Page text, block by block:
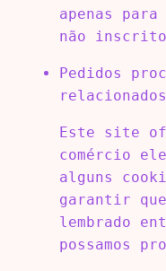
apenas
não
Pedidos
relacionados
Este site
comércio
alguns
garantir
lembrado
possamos